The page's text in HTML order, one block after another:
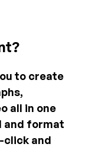
to create
all in one
and format
click and